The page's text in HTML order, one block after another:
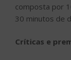
composta por
30 minutos de
Críticas e